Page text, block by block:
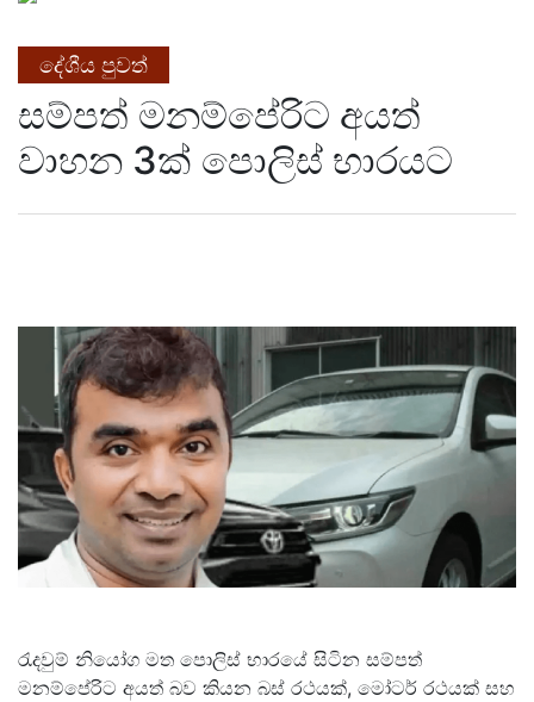
දේශීය පුවත්
සම්පත් මනම්පේරිට අයත්
වාහන 3ක් පොලිස් භාරයට
රැදවුම් නියෝග මත පොලිස් භාරයේ සිටින සම්පත්
මනම්පේරිට අයත් බව කියන බස් රථයක්, මෝටර් රථයක් සහ